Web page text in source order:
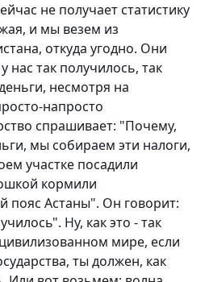
не получает статистику
и мы везем из
откуда угодно. Они
нас так получилось, так
несмотря на
напросто
спрашивает: "Почему,
мы собираем эти налоги,
участке посадили
кормили
пояс Астаны". Он говорит:
Ну, как это - так
мире, если
ты должен, как